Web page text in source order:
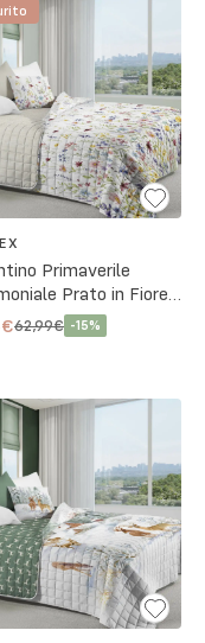
Primaverile
Prato in Fiore
62,99€ -15%